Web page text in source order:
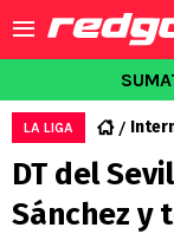
LA LIGA
DT del
Sánchez y